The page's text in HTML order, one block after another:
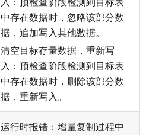
中存在数据时，忽略该部分数
据，追加写入其他数据。
清空目标存量数据，重新写
入：预检查阶段检测到目标表
中存在数据时，删除该部分数
据，重新写入。
运行时报错：增量复制过程中